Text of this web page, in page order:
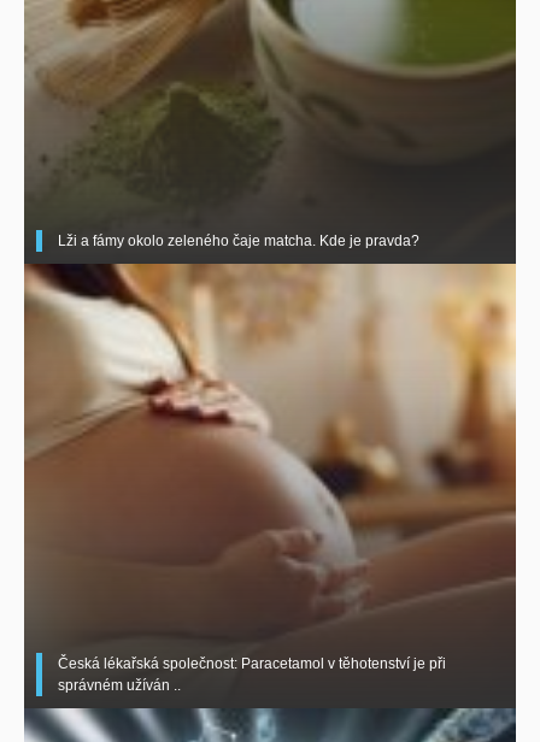
Lži a fámy okolo zeleného čaje matcha. Kde je pravda?
Česká lékařská společnost: Paracetamol v těhotenství je při
správném užíván ..